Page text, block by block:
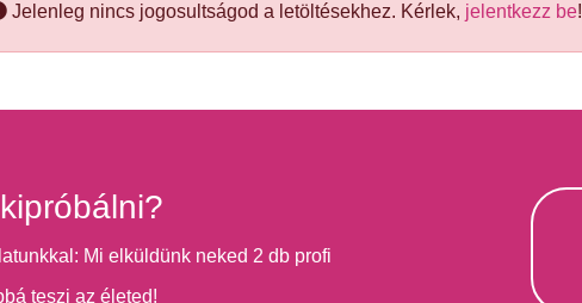
Jelenleg nincs jogosultságod a letöltésekhez. Kérlek, jelentkezz be!
Mi elküldünk neked 2 db profi
teszi az életed!